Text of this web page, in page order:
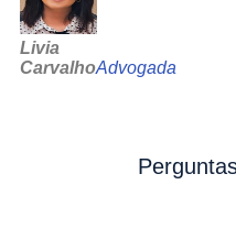
Livia
CarvalhoAdvogada